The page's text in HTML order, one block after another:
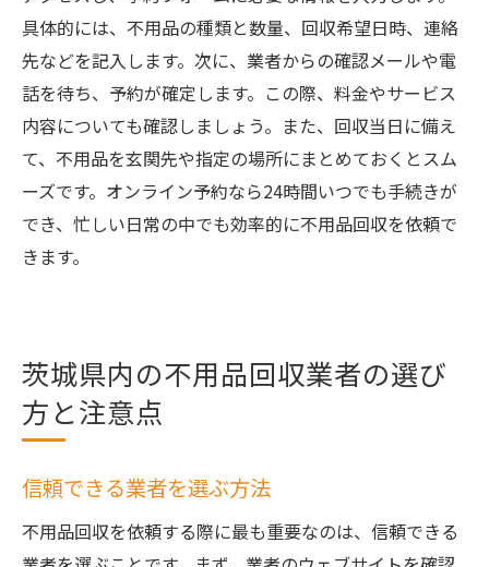
具体的には、不用品の種類と数量、回収希望日時、連絡
先などを記入します。次に、業者からの確認メールや電
話を待ち、予約が確定します。この際、料金やサービス
内容についても確認しましょう。また、回収当日に備え
て、不用品を玄関先や指定の場所にまとめておくとスム
ーズです。オンライン予約なら24時間いつでも手続きが
でき、忙しい日常の中でも効率的に不用品回収を依頼で
きます。
茨城県内の不用品回収業者の選び
方と注意点
信頼できる業者を選ぶ方法
不用品回収を依頼する際に最も重要なのは、信頼できる